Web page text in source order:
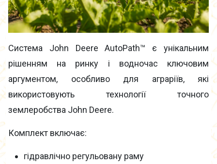
Система John Deere AutoPath™ є унікальним
рішенням на ринку і водночас ключовим
аргументом, особливо для аграріїв, які
використовують технології точного
землеробства John Deere.
Комплект включає:
гідравлічно регульовану раму